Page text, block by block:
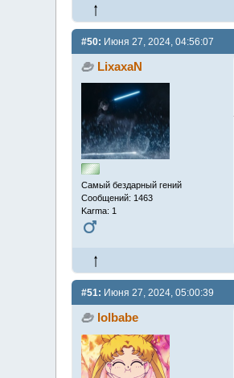
#50: Июня 27, 2024, 04:56:07
LixaxaN
Самый бездарный гений
Сообщений: 1463
Karma: 1
#51: Июня 27, 2024, 05:00:39
lolbabe